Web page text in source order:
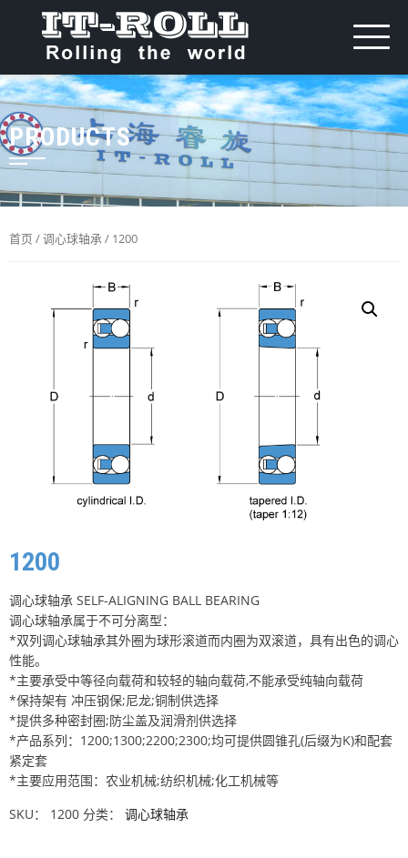
PRODUCTS
首页 /调心球轴承/ 1200
1200
调心球轴承 SELF-ALIGNING BALL BEARING
调心球轴承属于不可分离型：
*双列调心球轴承其外圈为球形滚道而内圈为双滚道，具有出色的调心
性能。
*主要承受中等径向载荷和较轻的轴向载荷,不能承受纯轴向载荷
*保持架有 冲压钢保;尼龙;铜制供选择
*提供多种密封圈;防尘盖及润滑剂供选择
*产品系列：1200;1300;2200;2300;均可提供圆锥孔(后缀为K)和配套
紧定套
*主要应用范围：农业机械;纺织机械;化工机械等
SKU： 1200 分类： 调心球轴承